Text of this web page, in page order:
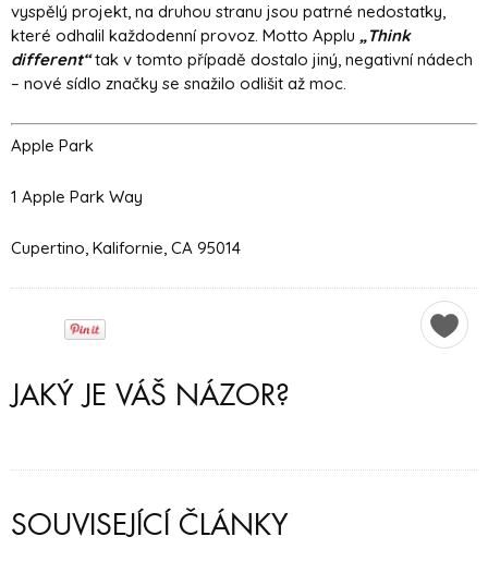
vyspělý projekt, na druhou stranu jsou patrné nedostatky,
které odhalil každodenní provoz. Motto Applu „Think
different“tak v tomto případě dostalo jiný, negativní nádech
– nové sídlo značky se snažilo odlišit až moc.
Apple Park
1 Apple Park Way
Cupertino, Kalifornie, CA 95014
JAKÝ JE VÁŠ NÁZOR?
SOUVISEJÍCÍ ČLÁNKY